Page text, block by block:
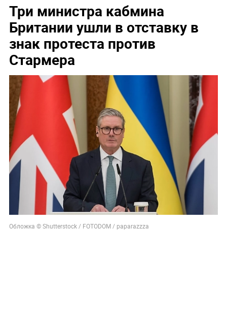
Три министра кабмина
Британии ушли в отставку в
знак протеста против
Стармера
Обложка © Shutterstock / FOTODOM / paparazzza